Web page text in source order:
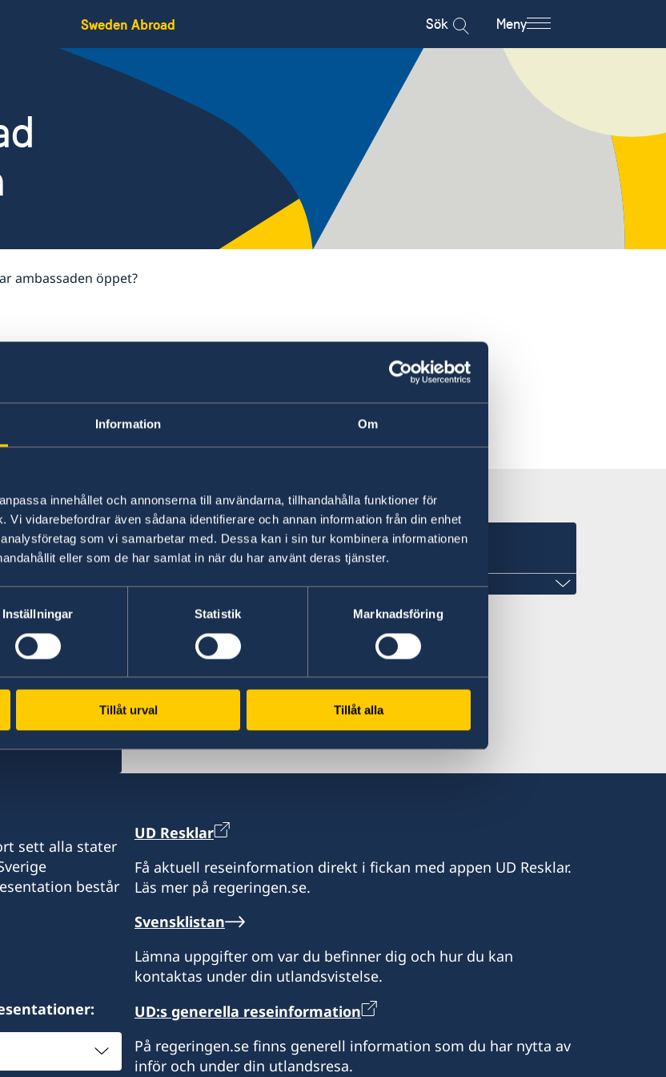
Information Om
innehållet och annonserna till användarna, tillhandahålla funktioner för
Vi vidarebefordrar även sådana identifierare och annan information från din enhet
som vi samarbetar med. Dessa kan i sin tur kombinera informationen
eller som de har samlat in när du har använt deras tjänster.
Inställningar Statistik Marknadsföring
Tillåt urval Tillåt alla
Sweden Abroad Sök Meny
ambassaden öppet?
har ambassaden öppet?
Sektionskansliet i Juba
Juba
Sektionskansliet i Juba har avslutat sin verksamhet den 14
augusti 2024.
Konsulära ärenden hänvisas till ambassaden i Addis Abeba.
Schengenviseringar för personer som vistas i Sydsudan
handläggs av Sveriges ambassad Addis Abeba.
sett alla stater
består
UD Resklar
Få aktuell reseinformation direkt i fickan med appen UD Resklar.
Läs mer på regeringen.se.
Svensklistan
Lämna uppgifter om var du befinner dig och hur du kan
kontaktas under din utlandsvistelse.
UD:s generella reseinformation
På regeringen.se finns generell information som du har nytta av
inför och under din utlandsresa.